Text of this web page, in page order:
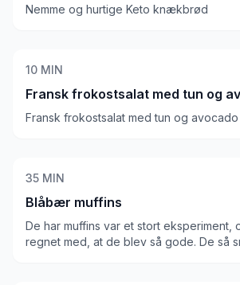
Nemme og hurtige Keto knækbrød
10 MIN
Fransk frokostsalat med tun og
Fransk frokostsalat med tun og avocado
35 MIN
Blåbær muffins
De har muffins var et stort eksperiment,
regnet med, at de blev så gode. De så